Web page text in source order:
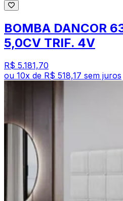
BOMBA DANCOR
5,0CV TRIF. 4V
R$ 5.181,70
ou 10x de R$ 518,17 sem juros